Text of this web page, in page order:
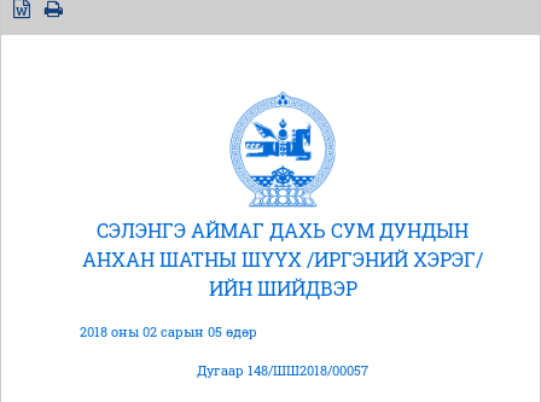
СЭЛЭНГЭ АЙМАГ ДАХЬ СУМ ДУНДЫН
АНХАН ШАТНЫ ШҮҮХ /ИРГЭНИЙ ХЭРЭГ/
ИЙН ШИЙДВЭР
2018 оны 02 сарын 05 өдөр
Дугаар 148/ШШ2018/00057